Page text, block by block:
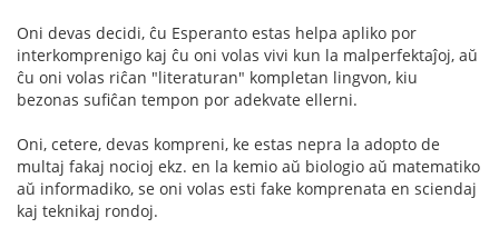
Oni devas decidi, ĉu Esperanto estas helpa apliko por
interkomprenigo kaj ĉu oni volas vivi kun la malperfektaĵoj, aŭ
ĉu oni volas riĉan "literaturan" kompletan lingvon, kiu
bezonas sufiĉan tempon por adekvate ellerni.
Oni, cetere, devas kompreni, ke estas nepra la adopto de
multaj fakaj nocioj ekz. en la kemio aŭ biologio aŭ matematiko
aŭ informadiko, se oni volas esti fake komprenata en sciendaj
kaj teknikaj rondoj.